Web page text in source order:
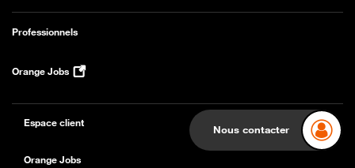
Nous contacter
Professionnels
Orange Jobs
Espace client
Orange Jobs